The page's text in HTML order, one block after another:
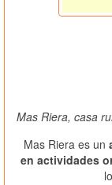
Mas Riera, casa
Mas Riera es un
en actividades